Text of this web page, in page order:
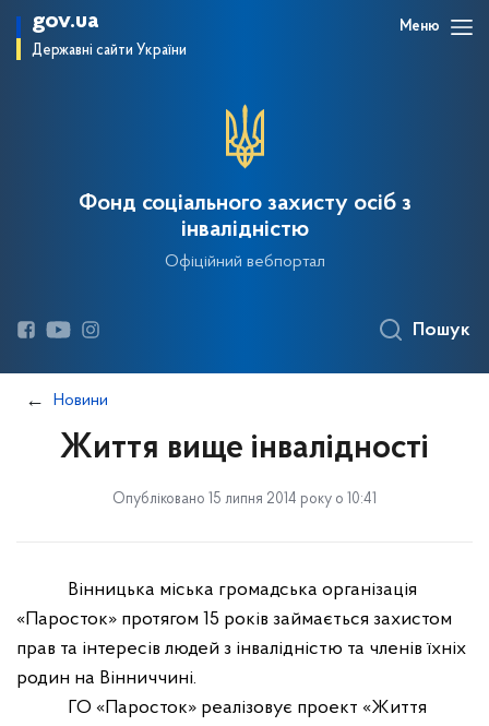
gov.ua
Державні сайти України
Меню
Фонд соціального захисту осіб з
інвалідністю
Офіційний вебпортал
Пошук
Новини
Життя вище інвалідності
Опубліковано 15 липня 2014 року о 10:41
Вінницька міська громадська організація
«Паросток» протягом 15 років займається захистом
прав та інтересів людей з інвалідністю та членів їхніх
родин на Вінниччині.
ГО «Паросток» реалізовує проект «Життя